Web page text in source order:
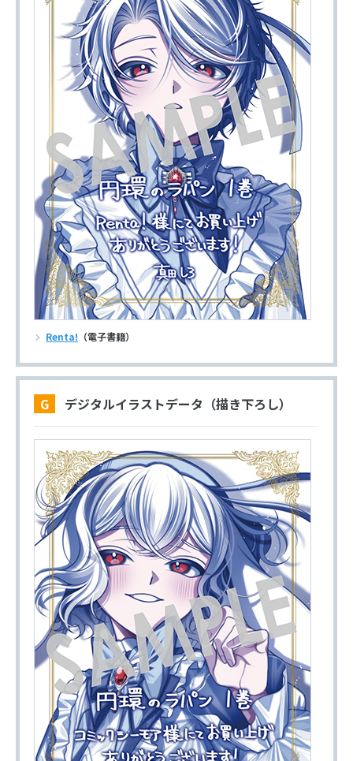
Renta! （電子書籍）
G デジタルイラストデータ（描き下ろし）